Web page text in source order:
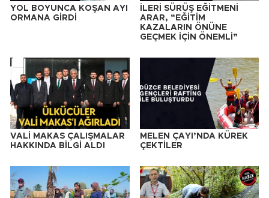
YOL BOYUNCA KOŞAN AYI
ORMANA GİRDİ
İLERİ SÜRÜŞ EĞİTMENİ
ARAR, “EĞİTİM
KAZALARIN ÖNÜNE
GEÇMEK İÇİN ÖNEMLİ”
VALİ MAKAS ÇALIŞMALAR
HAKKINDA BİLGİ ALDI
MELEN ÇAYI’NDA KÜREK
ÇEKTİLER